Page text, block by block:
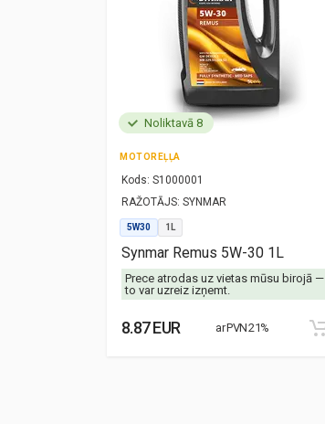
Noliktavā 8
MOTOREĻĻA
Kods: S1000001
RAŽOTĀJS: SYNMAR
5W30 1L
Synmar Remus 5W-30 1L
Prece atrodas uz vietas mūsu birojā —
to var uzreiz izņemt.
8.87 EUR ar PVN 21%